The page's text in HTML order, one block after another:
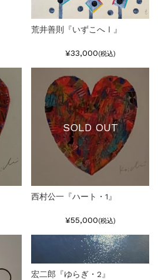
荒井善則『いずこへⅠ』
¥33,000(税込)
SOLD OUT
西村公一『ハート・1』
¥55,000(税込)
宏二郎『ゆらぎ・2』